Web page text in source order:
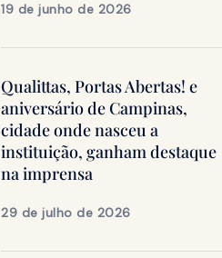
19 de junho de 2026
Qualittas, Portas Abertas! e
aniversário de Campinas,
cidade onde nasceu a
instituição, ganham destaque
na imprensa
29 de julho de 2026